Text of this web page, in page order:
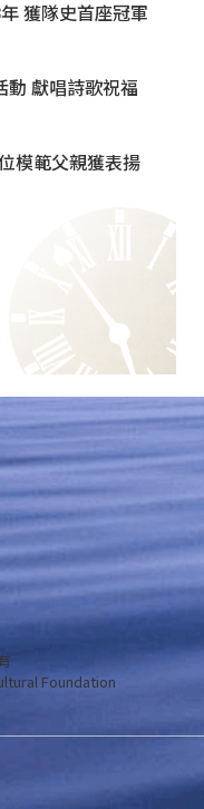
獲隊史首座冠軍
動 獻唱詩歌祝福
模範父親獲表揚
Foundation